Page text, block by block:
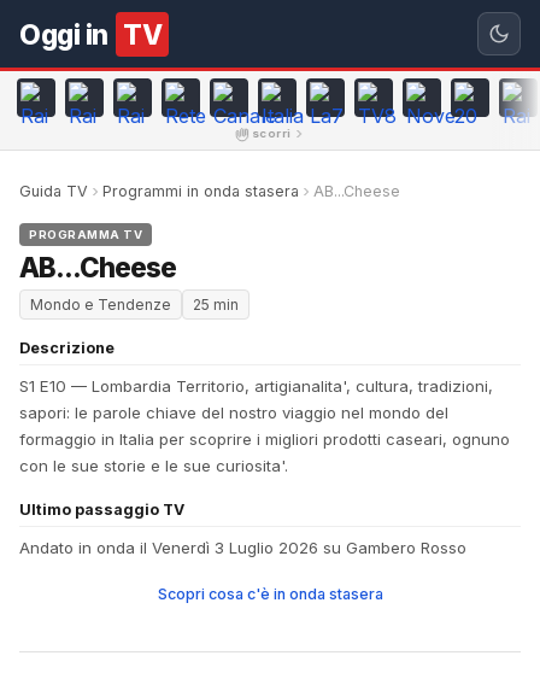
Oggi in TV
scorri
Guida TV Programmi in onda stasera AB...Cheese
PROGRAMMA TV
AB...Cheese
Mondo e Tendenze 25 min
Descrizione
S1 E10 — Lombardia Territorio, artigianalita', cultura, tradizioni,
sapori: le parole chiave del nostro viaggio nel mondo del
formaggio in Italia per scoprire i migliori prodotti caseari, ognuno
con le sue storie e le sue curiosita'.
Ultimo passaggio TV
Andato in onda il Venerdì 3 Luglio 2026 su Gambero Rosso
Scopri cosa c'è in onda stasera